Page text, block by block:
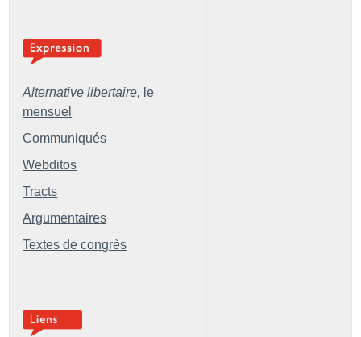
Alternative libertaire, le
mensuel
Communiqués
Webditos
Tracts
Argumentaires
Textes de congrès